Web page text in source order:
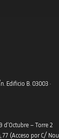
Edificio B. 03003 ·
– Torre 2
77 (Acceso por C/ Nou